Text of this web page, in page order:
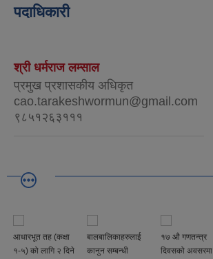
पदाधिकारी
श्री धर्मराज लम्साल
प्रमुख प्रशासकीय अधिकृत
cao.tarakeshwormun@gmail.com
९८५१२६३१११
आधारभूत तह (कक्षा
१-५) को लागि २ दिने
बालबालिकाहरुलाई
कानुन सम्बन्धी
१७ औ गणतन्त्र
दिवसको अवसरमा